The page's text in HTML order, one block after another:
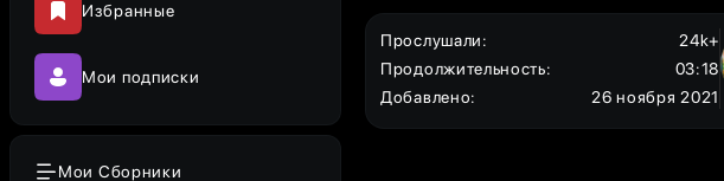
Избранные
Мои подписки
Мои Сборники
Прослушали:
24k+
Продолжительность:
03:18
Добавлено: 26 ноября 2021